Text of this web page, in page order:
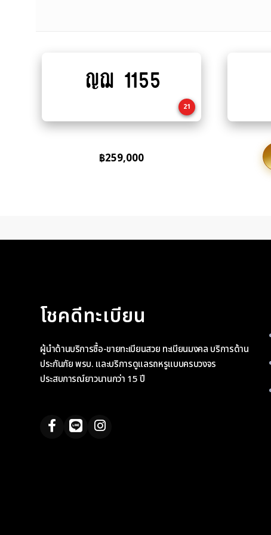
ญฌ 1155
21
฿259,000
โชคดีทะเบียน
ผู้นำด้านบริการซื้อ-ขายทะเบียนสวย ทะเบียนมงคล บริการด้าน
ประกันภัย พรบ. และบริการดูแลรถหรูแบบครบวงจร
ประสบการณ์ยาวนานกว่า 15 ปี